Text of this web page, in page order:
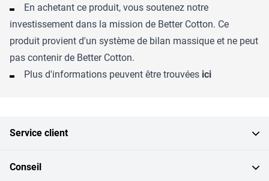
En achetant ce produit, vous soutenez notre
investissement dans la mission de Better Cotton. Ce
produit provient d'un système de bilan massique et ne peut
pas contenir de Better Cotton.
Plus d'informations peuvent être trouvées ici
Service client
Conseil